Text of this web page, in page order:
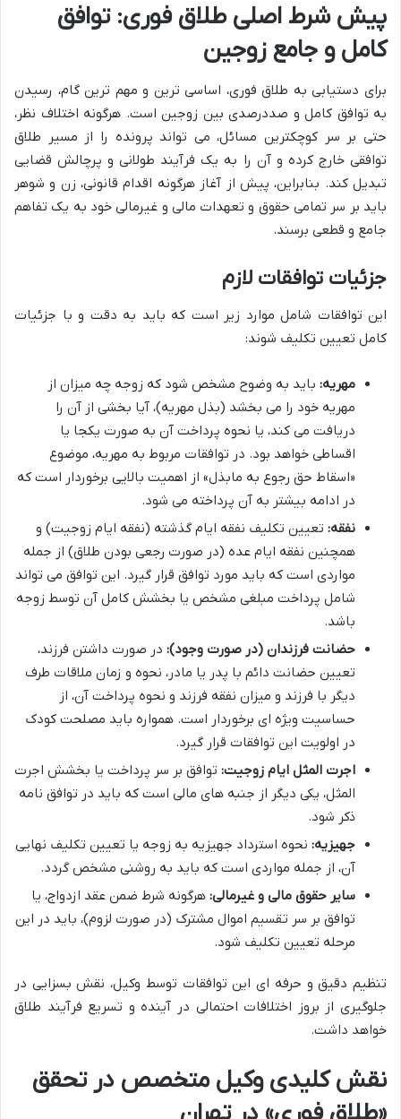
پیش شرط اصلی طلاق فوری: توافق
کامل و جامع زوجین
برای دستیابی به طلاق فوری، اساسی ترین و مهم ترین گام، رسیدن
به توافق کامل و صددرصدی بین زوجین است. هرگونه اختلاف نظر،
حتی بر سر کوچکترین مسائل، می تواند پرونده را از مسیر طلاق
توافقی خارج کرده و آن را به یک فرآیند طولانی و پرچالش قضایی
تبدیل کند. بنابراین، پیش از آغاز هرگونه اقدام قانونی، زن و شوهر
باید بر سر تمامی حقوق و تعهدات مالی و غیرمالی خود به یک تفاهم
جامع و قطعی برسند.
جزئیات توافقات لازم
این توافقات شامل موارد زیر است که باید به دقت و با جزئیات
کامل تعیین تکلیف شوند:
مهریه: باید به وضوح مشخص شود که زوجه چه میزان از
مهریه خود را می بخشد (بذل مهریه)، آیا بخشی از آن را
دریافت می کند، یا نحوه پرداخت آن به صورت یکجا یا
اقساطی خواهد بود. در توافقات مربوط به مهریه، موضوع
«اسقاط حق رجوع به مابذل» از اهمیت بالایی برخوردار است که
در ادامه بیشتر به آن پرداخته می شود.
نفقه: تعیین تکلیف نفقه ایام گذشته (نفقه ایام زوجیت) و
همچنین نفقه ایام عده (در صورت رجعی بودن طلاق) از جمله
مواردی است که باید مورد توافق قرار گیرد. این توافق می تواند
شامل پرداخت مبلغی مشخص یا بخشش کامل آن توسط زوجه
باشد.
حضانت فرزندان (در صورت وجود): در صورت داشتن فرزند،
تعیین حضانت دائم با پدر یا مادر، نحوه و زمان ملاقات طرف
دیگر با فرزند و میزان نفقه فرزند و نحوه پرداخت آن، از
حساسیت ویژه ای برخوردار است. همواره باید مصلحت کودک
در اولویت این توافقات قرار گیرد.
اجرت المثل ایام زوجیت: توافق بر سر پرداخت یا بخشش اجرت
المثل، یکی دیگر از جنبه های مالی است که باید در توافق نامه
ذکر شود.
جهیزیه: نحوه استرداد جهیزیه به زوجه یا تعیین تکلیف نهایی
آن، از جمله مواردی است که باید به روشنی مشخص گردد.
سایر حقوق مالی و غیرمالی: هرگونه شرط ضمن عقد ازدواج، یا
توافق بر سر تقسیم اموال مشترک (در صورت لزوم)، باید در این
مرحله تعیین تکلیف شود.
تنظیم دقیق و حرفه ای این توافقات توسط وکیل، نقش بسزایی در
جلوگیری از بروز اختلافات احتمالی در آینده و تسریع فرآیند طلاق
خواهد داشت.
نقش کلیدی وکیل متخصص در تحقق